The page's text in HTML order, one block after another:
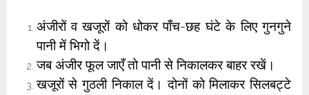
अंजीरों व खजूरों को धोकर पाँच-छह घंटे के लिए गुनगुने
पानी में भिगो दें।
जब अंजीर फूल जाएँ तो पानी से निकालकर बाहर रखें।
खजूरों से गुठली निकाल दें। दोनों को मिलाकर सिलबट्टे